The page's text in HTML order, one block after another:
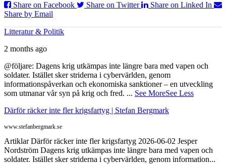
Share on Facebook
Share on Twitter
Share on Linked In
Share by Email
Litteratur & Politik
2 months ago
@följare: Dagens krig utkämpas inte längre bara med vapen och
soldater. Istället sker striderna i cybervärlden, genom
informationspåverkan och ekonomiska sanktioner – en utveckling
som utmanar vår syn på krig och fred. ... See MoreSee Less
Därför räcker inte fler krigsfartyg | Stefan Bergmark
www.stefanbergmark.se
Artiklar Därför räcker inte fler krigsfartyg 2026-06-02 Jesper
Nordström Dagens krig utkämpas inte längre bara med vapen och
soldater. Istället sker striderna i cybervärlden, genom information...